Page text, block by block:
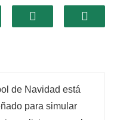
efecto de nevada
navideñas,
para decorar
de Navidad está
para simular